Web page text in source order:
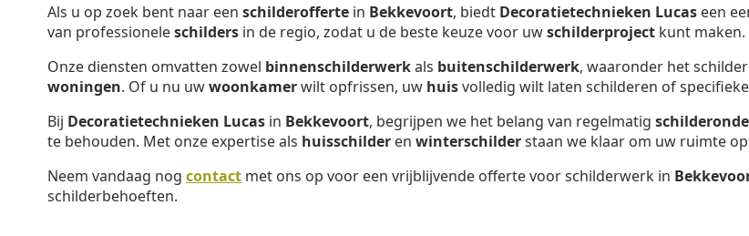
Als u op zoek bent naar een schilderofferte in Bekkevoort, biedt Decoratietechnieken Lucas een
van professioneleschilders in de regio, zodat u de beste keuze voor uwschilderproject kunt maken.
Onze diensten omvatten zowel binnenschilderwerkals buitenschilderwerk, waaronder het
woningen. Of u nu uwwoonkamerwilt opfrissen, uw huisvolledig wilt laten schilderen of specifieke
Bij Decoratietechnieken Lucas in Bekkevoort, begrijpen we het belang van regelmatig
te behouden. Met onze expertise als huisschilder en winterschilderstaan we klaar om uw ruimte
Neem vandaag nog contact met ons op voor een vrijblijvende offerte voor schilderwerk in
schilderbehoeften.